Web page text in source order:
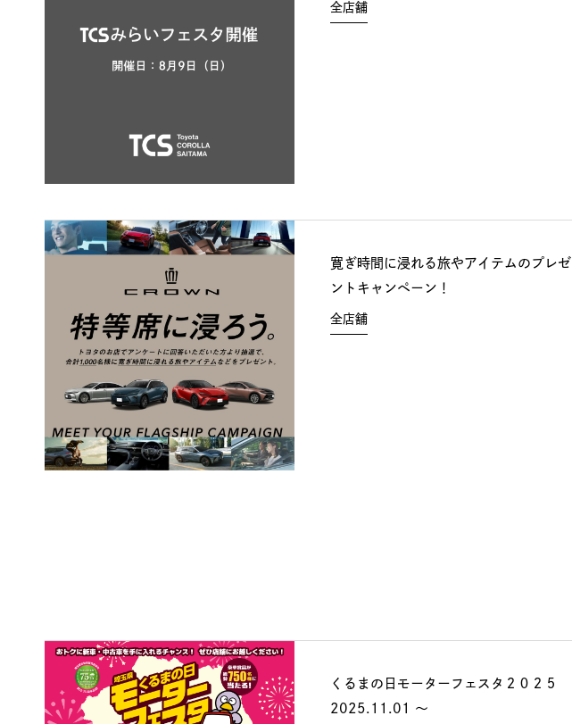
全店舗
寛ぎ時間に浸れる旅やアイテムのプレゼ
ントキャンペーン！
全店舗
くるまの日モーターフェスタ２０２５
2025.11.01 〜